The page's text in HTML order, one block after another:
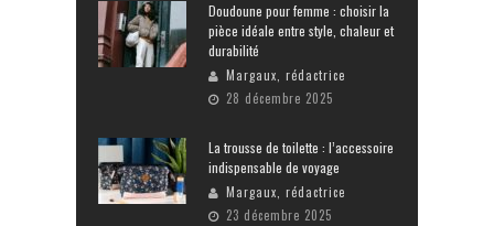
Doudoune pour femme : choisir la
pièce idéale entre style, chaleur et
durabilité
Margaux, rédactrice
28 décembre 2025
La trousse de toilette : l’accessoire
indispensable de voyage
Margaux, rédactrice
23 décembre 2025